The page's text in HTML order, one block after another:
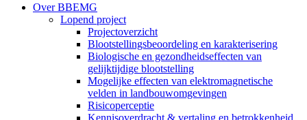
search
Menu
Over BBEMG
Lopend project
Projectoverzicht
Blootstellingsbeoordeling en karakterisering
Biologische en gezondheidseffecten van
gelijktijdige blootstelling
Mogelijke effecten van elektromagnetische
velden in landbouwomgevingen
Risicoperceptie
Kennisoverdracht & vertaling en betrokkenheid